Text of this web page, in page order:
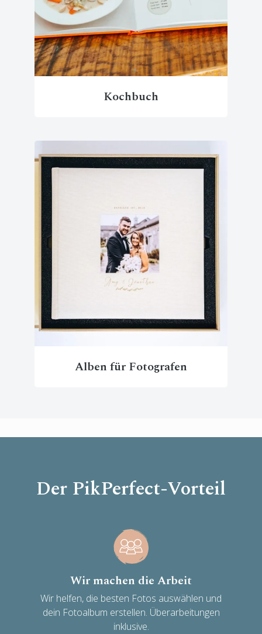
Kochbuch
Alben für Fotografen
Der PikPerfect-Vorteil
Wir machen die Arbeit
Wir helfen, die besten Fotos auswählen und
dein Fotoalbum erstellen. Überarbeitungen
inklusive.